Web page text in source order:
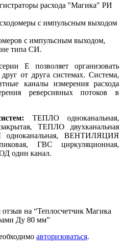
расхода "Магика" РИ
с импульсным выходом
с импульсным выходом,
типа СИ.
Е позволяет организовать
от друга системах. Система,
каналы измерения расхода
реверсивных потоков в
ТЕПЛО одноканальная,
ТЕПЛО двухканальная
ВЕНТИЛЯЦИЯ
ГВС циркуляционная,
один канал.
на “Теплосчетчик Магика
Ду 80 мм”
авторизоваться.